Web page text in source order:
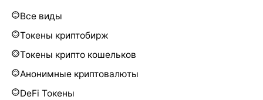
Все виды
Токены криптобирж
Токены крипто кошельков
Анонимные криптовалюты
DeFi Токены